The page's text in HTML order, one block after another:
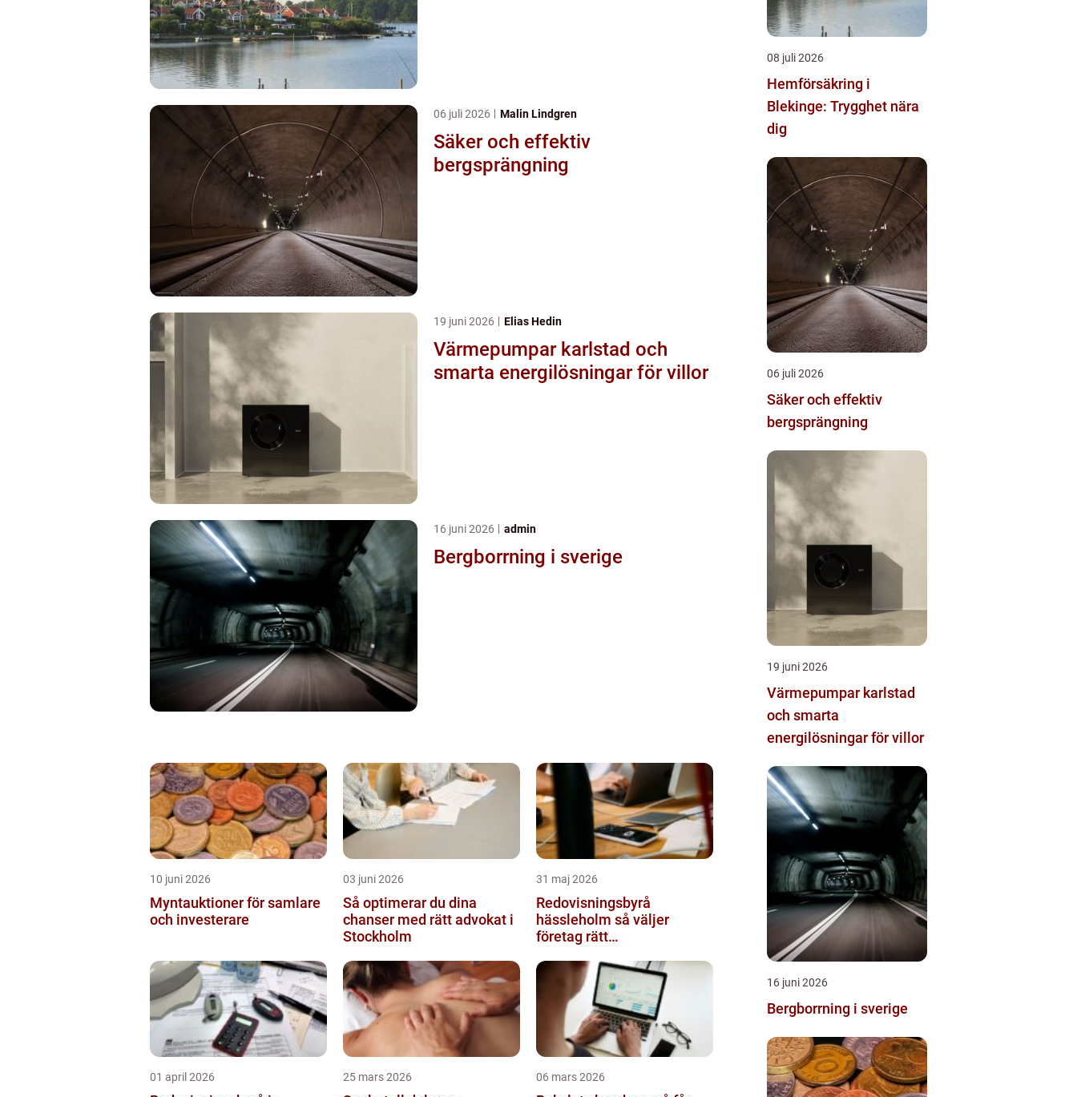
06 juli 2026 Malin Lindgren
Säker och effektiv
bergsprängning
19 juni 2026 Elias Hedin
Värmepumpar karlstad och
smarta energilösningar för villor
16 juni 2026 admin
Bergborrning i sverige
10 juni 2026
Myntauktioner för samlare
och investerare
03 juni 2026
Så optimerar du dina
chanser med rätt advokat i
Stockholm
31 maj 2026
Redovisningsbyrå
hässleholm så väljer
företag rätt
01 april 2026 25 mars 2026 06 mars 2026
08 juli 2026
Hemförsäkring i
Blekinge: Trygghet nära
dig
06 juli 2026
Säker och effektiv
bergsprängning
19 juni 2026
Värmepumpar karlstad
och smarta
energilösningar för villor
16 juni 2026
Bergborrning i sverige